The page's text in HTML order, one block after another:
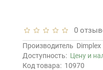
0
Производитель Dimplex
Доступность: Цену и
Код товара: 10970